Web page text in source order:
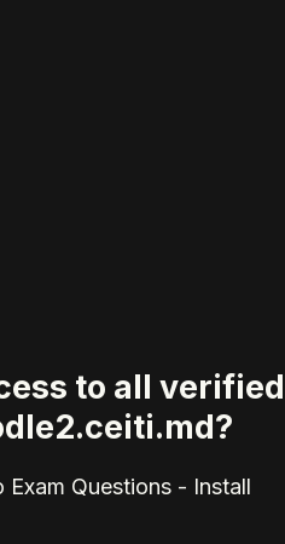
to all verified
Questions - Install